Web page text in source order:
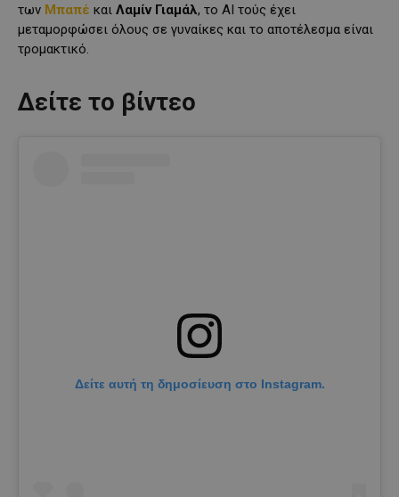
των Μπαπέ και Λαμίν Γιαμάλ, το ΑΙ τούς έχει
μεταμορφώσει όλους σε γυναίκες και το αποτέλεσμα είναι
τρομακτικό.
Δείτε το βίντεο
Δείτε αυτή τη δημοσίευση στο Instagram.